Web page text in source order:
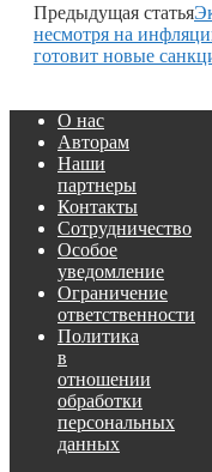
Предыдущая статья
несмотря на
готовит новые
О нас
Авторам
Наши
партнеры
Контакты
Сотрудничество
Особое
уведомление
Ограничение
ответственности
Политика
в
отношении
обработки
персональных
данных